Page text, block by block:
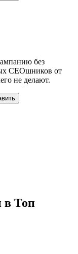
без
СЕОшников от
не делают.
в Топ